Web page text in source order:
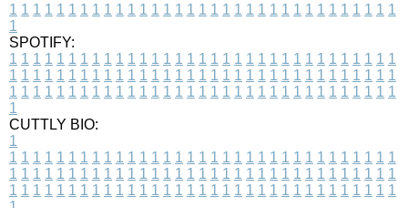
1 1 1 1 1 1 1 1 1 1 1 1 1 1 1 1 1 1 1 1 1 1 1 1 1 1 1 1 1 1 1 1 1
1
SPOTIFY:
1 1 1 1 1 1 1 1 1 1 1 1 1 1 1 1 1 1 1 1 1 1 1 1 1 1 1 1 1 1 1 1 1
1 1 1 1 1 1 1 1 1 1 1 1 1 1 1 1 1 1 1 1 1 1 1 1 1 1 1 1 1 1 1 1 1
1 1 1 1 1 1 1 1 1 1 1 1 1 1 1 1 1 1 1 1 1 1 1 1 1 1 1 1 1 1 1 1 1
1
CUTTLY BIO:
1
1 1 1 1 1 1 1 1 1 1 1 1 1 1 1 1 1 1 1 1 1 1 1 1 1 1 1 1 1 1 1 1 1
1 1 1 1 1 1 1 1 1 1 1 1 1 1 1 1 1 1 1 1 1 1 1 1 1 1 1 1 1 1 1 1 1
1 1 1 1 1 1 1 1 1 1 1 1 1 1 1 1 1 1 1 1 1 1 1 1 1 1 1 1 1 1 1 1 1